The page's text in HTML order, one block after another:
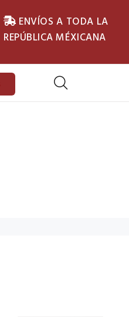
ENVÍOS A TODA LA
REPÚBLICA MÉXICANA